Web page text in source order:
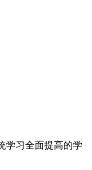
学习全面提高的学